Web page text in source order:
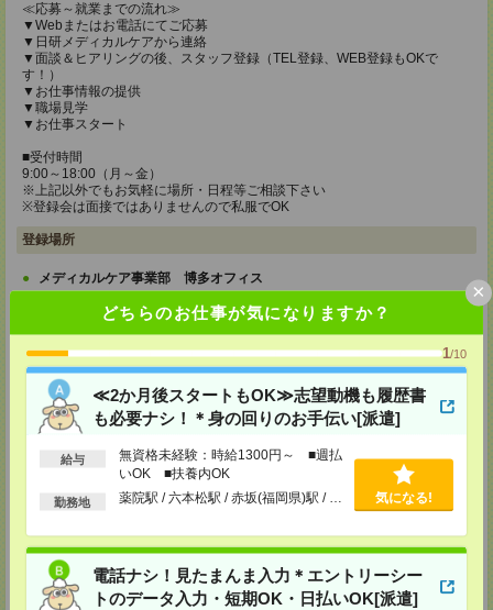
どちらのお仕事が気になりますか？
1/10
≪2か月後スタートもOK≫志望動機も履歴書
も必要ナシ！＊身の回りのお手伝い[派遣]
給与
無資格未経験：時給1300円～ ■週払
いOK ■扶養内OK
勤務地 薬院駅 / 六本松駅 / 赤坂(福岡県)駅 / … 気になる!
電話ナシ！見たまんま入力＊エントリーシー
トのデータ入力・短期OK・日払いOK[派遣]
×
≪応募～就業までの流れ≫
▼Webまたはお電話にてご応募
▼日研メディカルケアから連絡
▼面談＆ヒアリングの後、スタッフ登録（TEL登録、WEB登録もOKで
す！）
▼お仕事情報の提供
▼職場見学
▼お仕事スタート
■受付時間
9:00～18:00（月～金）
※上記以外でもお気軽に場所・日程等ご相談下さい
※登録会は面接ではありませんので私服でOK
登録場所
メディカルケア事業部 博多オフィス
TEL：0120-802-274
MAIL：tenshoku@nikken-ts.jp
担当：採用担当
メディカルケア事業部 小倉オフィス
福岡県北九州市小倉北区米町1-3-1 明治安田生命北九州ビル3F
TEL：0120-802-274
MAIL：tenshoku@nikken-ts.jp
担当：採用担当
メディカルケア事業部 熊本オフィス
MAIL：tenshoku@nikken-ts.jp
担当：採用担当